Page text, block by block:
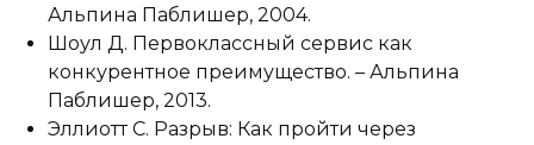
Альпина Паблишер, 2004.
Шоул Д. Первоклассный сервис как
конкурентное преимущество. – Альпина
Паблишер, 2013.
Эллиотт С. Разрыв: Как пройти через